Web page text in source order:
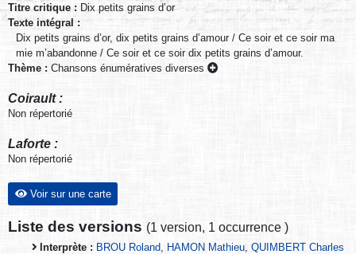
Titre critique : Dix petits grains d’or
Texte intégral :
Dix petits grains d’or, dix petits grains d’amour / Ce soir et ce soir ma
mie m’abandonne / Ce soir et ce soir dix petits grains d’amour.
Thème : Chansons énumératives diverses
Coirault :
Non répertorié
Laforte :
Non répertorié
Voir sur une carte
Liste des versions (1 version, 1 occurrence )
Interprète : BROU Roland, HAMON Mathieu, QUIMBERT Charles